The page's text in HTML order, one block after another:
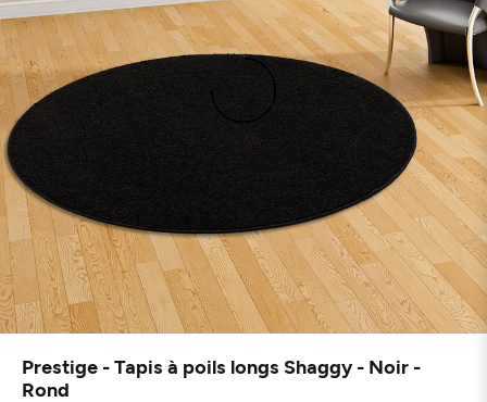
Prestige - Tapis à poils longs Shaggy - Noir -
Rond